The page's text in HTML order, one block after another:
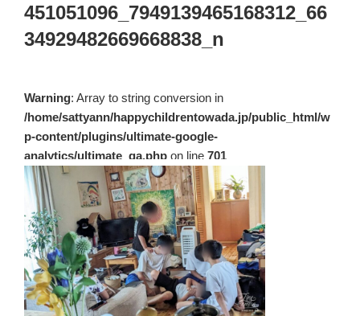
451051096_7949139465168312_66
34929482669668838_n
Warning: Array to string conversion in
/home/sattyann/happychildrentowada.jp/public_html/w
p-content/plugins/ultimate-google-
analytics/ultimate_ga.php on line 701